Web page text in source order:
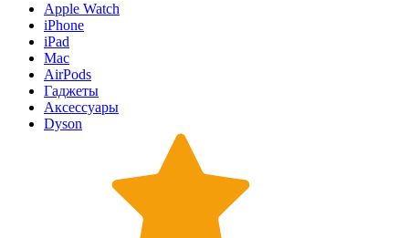
Apple Watch
iPhone
iPad
Mac
AirPods
Гаджеты
Аксессуары
Dyson